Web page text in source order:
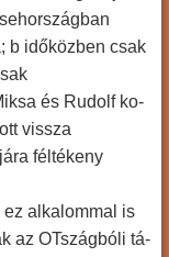
b időközben csak
és Rudolf ko-
vissza
féltékeny
ez alkalommal is
az OTszágbóli tá-